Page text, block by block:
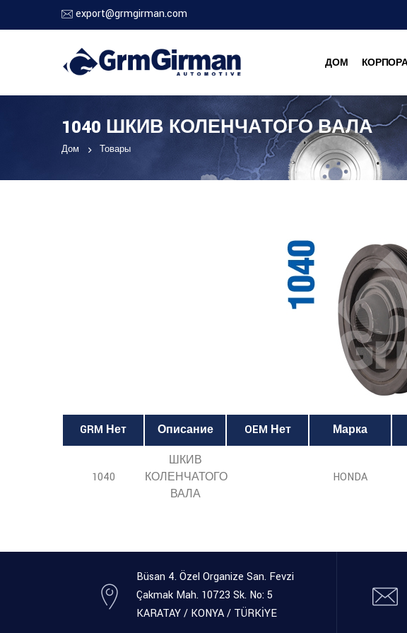
export@grmgirman.com
ДОМ
1040 ШКИВ КОЛЕНЧАТОГО ВАЛА
Дом Товары
GRM Нет Описание OEM Нет Марка
1040
ШКИВ
КОЛЕНЧАТОГО
ВАЛА
HONDA
Büsan 4. Özel Organize San. Fevzi
Çakmak Mah. 10723 Sk. No: 5
KARATAY / KONYA / TÜRKİYE